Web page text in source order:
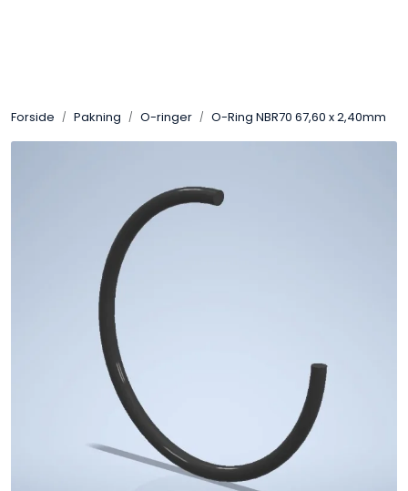
Forside Pakning O-ringer O-Ring NBR70 67,60 x 2,40mm
Pakning
Slitasjeteknikk
Verneutstyr
Industriprodukter